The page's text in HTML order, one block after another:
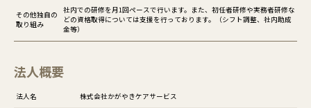
その他独自の
取り組み
社内での研修を月1回ペースで行います。また、初任者研修や実務者研修な
どの資格取得については支援を行っております。（シフト調整、社内助成
金等）
法人概要
法人名 株式会社かがやきケアサービス